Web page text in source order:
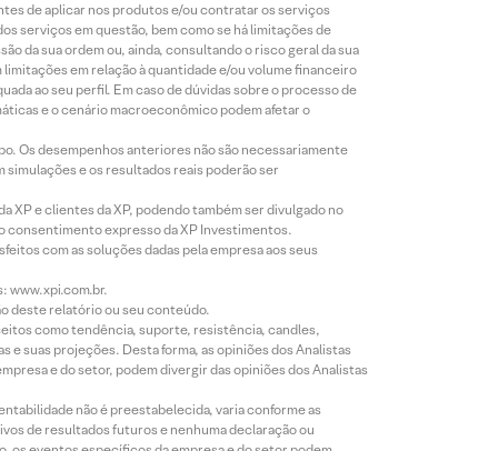
de aplicar nos produtos e/ou contratar os serviços
serviços em questão, bem como se há limitações de
da sua ordem ou, ainda, consultando o risco geral da sua
em relação à quantidade e/ou volume financeiro
ao seu perfil. Em caso de dúvidas sobre o processo de
e o cenário macroeconômico podem afetar o
Os desempenhos anteriores não são necessariamente
e os resultados reais poderão ser
e clientes da XP, podendo também ser divulgado no
consentimento expresso da XP Investimentos.
com as soluções dadas pela empresa aos seus
www.xpi.com.br.
deste relatório ou seu conteúdo.
como tendência, suporte, resistência, candles,
e suas projeções. Desta forma, as opiniões dos Analistas
e do setor, podem divergir das opiniões dos Analistas
não é preestabelecida, varia conforme as
de resultados futuros e nenhuma declaração ou